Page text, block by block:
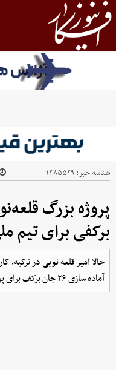
شناسه خبر:۱۳۸۵۵۳۹
برکفی برای تیم
حالا امیر قلعه نویی در ترکیه،
آماده سازی ۲۶ جان برکف برای پوشیدن پیراهن تیم ملی است.